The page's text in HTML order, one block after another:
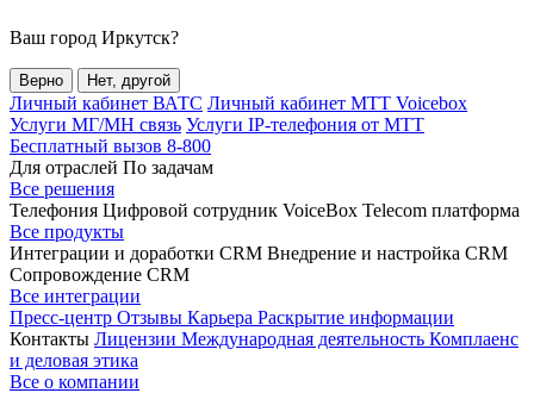
Ваш город Иркутск?
Верно Нет, другой
Личный кабинет ВАТС Личный кабинет МТТ Voicebox
Услуги МГ/МН связь Услуги IP-телефония от МТТ
Бесплатный вызов 8-800
Для отраслей По задачам
Все решения
Телефония Цифровой сотрудник VoiceBox Telecom платформа
Все продукты
Интеграции и доработки CRM Внедрение и настройка CRM
Сопровождение CRM
Все интеграции
Пресс-центр Отзывы Карьера Раскрытие информации
Контакты Лицензии Международная деятельность Комплаенс
и деловая этика
Все о компании